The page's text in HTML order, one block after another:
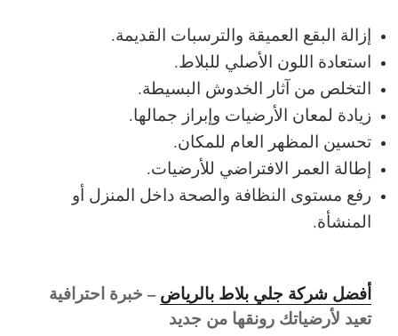
إزالة البقع العميقة والترسبات القديمة.
استعادة اللون الأصلي للبلاط.
التخلص من آثار الخدوش البسيطة.
زيادة لمعان الأرضيات وإبراز جمالها.
تحسين المظهر العام للمكان.
إطالة العمر الافتراضي للأرضيات.
رفع مستوى النظافة والصحة داخل المنزل أو
المنشأة.
أفضل شركة جلي بلاط بالرياض– خبرة احترافية
تعيد لأرضياتك رونقها من جديد